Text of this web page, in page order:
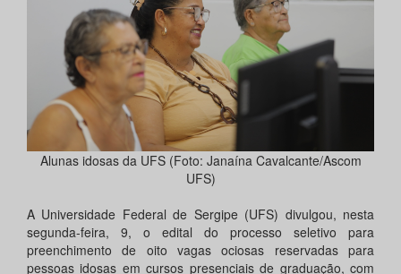
Alunas idosas da UFS (Foto: Janaína Cavalcante/Ascom
UFS)
A Universidade Federal de Sergipe (UFS) divulgou, nesta
segunda-feira, 9, o edital do processo seletivo para
preenchimento de oito vagas ociosas reservadas para
pessoas idosas em cursos presenciais de graduação, com